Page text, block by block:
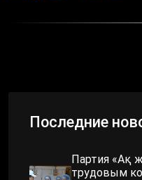
Последние
Партия «Ақ
трудовым